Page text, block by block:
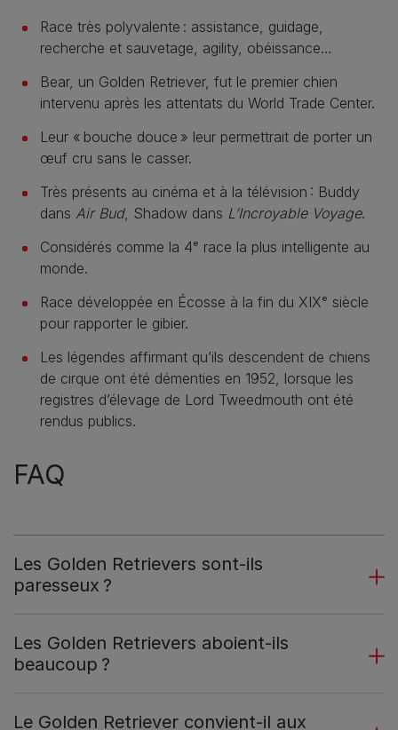
Race très polyvalente : assistance, guidage,
recherche et sauvetage, agility, obéissance…
Bear, un Golden Retriever, fut le premier chien
intervenu après les attentats du World Trade Center.
Leur « bouche douce » leur permettrait de porter un
œuf cru sans le casser.
Très présents au cinéma et à la télévision : Buddy
dans Air Bud, Shadow dans L’Incroyable Voyage.
Considérés comme la 4ᵉ race la plus intelligente au
monde.
Race développée en Écosse à la fin du XIXᵉ siècle
pour rapporter le gibier.
Les légendes affirmant qu’ils descendent de chiens
de cirque ont été démenties en 1952, lorsque les
registres d’élevage de Lord Tweedmouth ont été
rendus publics.
FAQ
Les Golden Retrievers sont-ils
paresseux ?
Les Golden Retrievers aboient-ils
beaucoup ?
Le Golden Retriever convient-il aux